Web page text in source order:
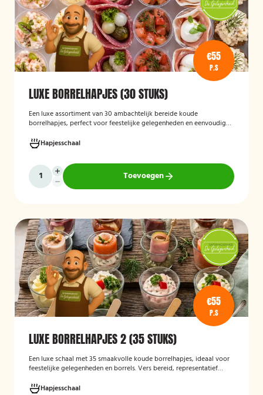
€55
P.S
LUXE BORRELHAPJES (30 STUKS)
Een luxe assortiment van 30 ambachtelijk bereide koude
borrelhapjes, perfect voor feestelijke gelegenheden en eenvoudig
Hapjesschaal
Toevoegen
€55
P.S
LUXE BORRELHAPJES 2 (35 STUKS)
Een luxe schaal met 35 smaakvolle koude borrelhapjes, ideaal voor
feestelijke gelegenheden en borrels. Vers bereid, representatief
Hapjesschaal